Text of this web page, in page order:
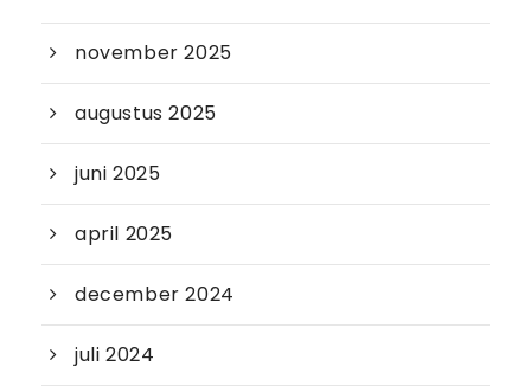
november 2025
augustus 2025
juni 2025
april 2025
december 2024
juli 2024